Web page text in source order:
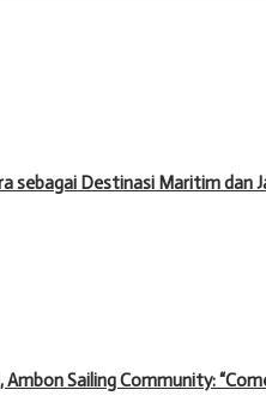
sebagai Destinasi Maritim dan
Sailing Community: